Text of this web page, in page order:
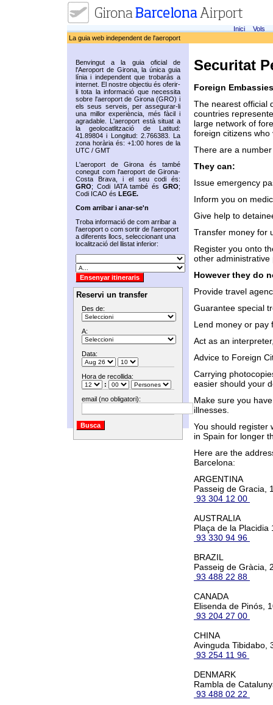
Inici
Vols
La guia web independent de l'aeroport
Benvingut a la guia oficial de
l'Aeroport de Girona, la única guia
línia i independent que trobaràs a
internet. El nostre objectiu és oferir-
li tota la informació que necessita
sobre l'aeroport de Girona (GRO) i
els seus serveis, per assegurar-li
una millor experiència, més fàcil i
agradable. L'aeroport està situat a
la geolocatlització de Latitud:
41.89804 i Longitud: 2.766383. La
zona horària és: +1:00 hores de la
UTC / GMT
L'aeroport de Girona és també
conegut com l'aeroport de Girona-
Costa Brava, i el seu codi és:
GRO; Codi IATA també és GRO;
Codi ICAO és LEGE.
Com arribar i anar-se'n
Troba informació de com arribar a
l'aeroport o com sortir de l'aeroport
a diferents llocs, seleccionant una
localització del llistat inferior:
Reservi un transfer
Des de:
A:
Data:
Hora de recollida:
:
email (no obligatori):
Securitat
Foreign
The nearest official
countries
large network of
foreign citizens
There are a
They can:
Issue emergency
Inform you on
Give help to
Transfer money for
Register you onto
other administrative
However they do
Provide travel
Guarantee special
Lend money or pay
Act as an
Advice to Foreign
Carrying
easier should your
Make sure you
illnesses.
You should register
in Spain for longer
Here are the
Barcelona:
ARGENTINA
Passeig de Gracia,
93 304 12 00
AUSTRALIA
Plaça de la Placidia
93 330 94 96
BRAZIL
Passeig de Gràcia,
93 488 22 88
CANADA
Elisenda de Pinós,
93 204 27 00
CHINA
Avinguda Tibidabo,
93 254 11 96
DENMARK
Rambla de
93 488 02 22